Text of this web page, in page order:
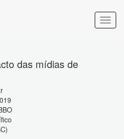
das mídias de